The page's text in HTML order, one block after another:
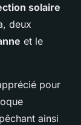
solaire
deux
et le
pour
ainsi